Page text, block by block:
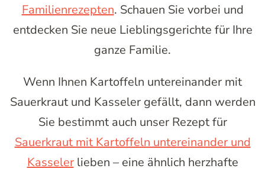
Familienrezepten. Schauen Sie vorbei und
entdecken Sie neue Lieblingsgerichte für Ihre
ganze Familie.
Wenn Ihnen Kartoffeln untereinander mit
Sauerkraut und Kasseler gefällt, dann werden
Sie bestimmt auch unser Rezept für
Sauerkraut mit Kartoffeln untereinander und
Kasselerlieben – eine ähnlich herzhafte